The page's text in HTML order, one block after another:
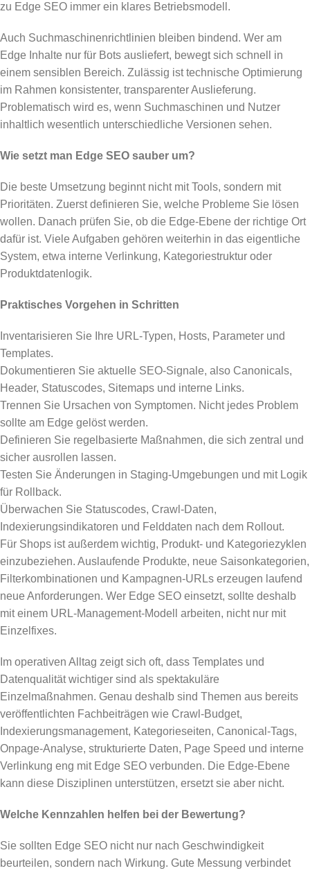
zu Edge SEO immer ein klares Betriebsmodell.
Auch Suchmaschinenrichtlinien bleiben bindend. Wer am
Edge Inhalte nur für Bots ausliefert, bewegt sich schnell in
einem sensiblen Bereich. Zulässig ist technische Optimierung
im Rahmen konsistenter, transparenter Auslieferung.
Problematisch wird es, wenn Suchmaschinen und Nutzer
inhaltlich wesentlich unterschiedliche Versionen sehen.
Wie setzt man Edge SEO sauber um?
Die beste Umsetzung beginnt nicht mit Tools, sondern mit
Prioritäten. Zuerst definieren Sie, welche Probleme Sie lösen
wollen. Danach prüfen Sie, ob die Edge-Ebene der richtige Ort
dafür ist. Viele Aufgaben gehören weiterhin in das eigentliche
System, etwa interne Verlinkung, Kategoriestruktur oder
Produktdatenlogik.
Praktisches Vorgehen in Schritten
Inventarisieren Sie Ihre URL-Typen, Hosts, Parameter und
Templates.
Dokumentieren Sie aktuelle SEO-Signale, also Canonicals,
Header, Statuscodes, Sitemaps und interne Links.
Trennen Sie Ursachen von Symptomen. Nicht jedes Problem
sollte am Edge gelöst werden.
Definieren Sie regelbasierte Maßnahmen, die sich zentral und
sicher ausrollen lassen.
Testen Sie Änderungen in Staging-Umgebungen und mit Logik
für Rollback.
Überwachen Sie Statuscodes, Crawl-Daten,
Indexierungsindikatoren und Felddaten nach dem Rollout.
Für Shops ist außerdem wichtig, Produkt- und Kategoriezyklen
einzubeziehen. Auslaufende Produkte, neue Saisonkategorien,
Filterkombinationen und Kampagnen-URLs erzeugen laufend
neue Anforderungen. Wer Edge SEO einsetzt, sollte deshalb
mit einem URL-Management-Modell arbeiten, nicht nur mit
Einzelfixes.
Im operativen Alltag zeigt sich oft, dass Templates und
Datenqualität wichtiger sind als spektakuläre
Einzelmaßnahmen. Genau deshalb sind Themen aus bereits
veröffentlichten Fachbeiträgen wie Crawl-Budget,
Indexierungsmanagement, Kategorieseiten, Canonical-Tags,
Onpage-Analyse, strukturierte Daten, Page Speed und interne
Verlinkung eng mit Edge SEO verbunden. Die Edge-Ebene
kann diese Disziplinen unterstützen, ersetzt sie aber nicht.
Welche Kennzahlen helfen bei der Bewertung?
Sie sollten Edge SEO nicht nur nach Geschwindigkeit
beurteilen, sondern nach Wirkung. Gute Messung verbindet